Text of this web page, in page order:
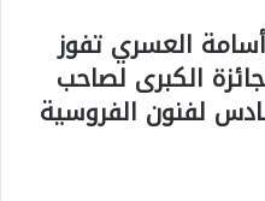
العسري تفوز
الكبرى لصاحب
لفنون الفروسية